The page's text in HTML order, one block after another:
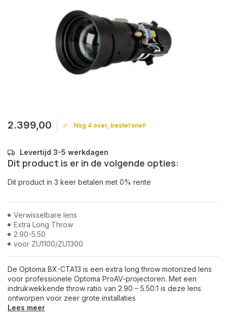
2.399,00 Nog 4 over, bestel snel!
Levertijd 3-5 werkdagen
Dit product is er in de volgende opties:
Dit product in 3 keer betalen met 0% rente
Verwisselbare lens
Extra Long Throw
2.90-5.50
voor ZU1100/ZU1300
De Optoma BX-CTA13 is een extra long throw motorized lens
voor professionele Optoma ProAV-projectoren. Met een
indrukwekkende throw ratio van 2.90 – 5.50:1 is deze lens
ontworpen voor zeer grote installaties
Lees meer